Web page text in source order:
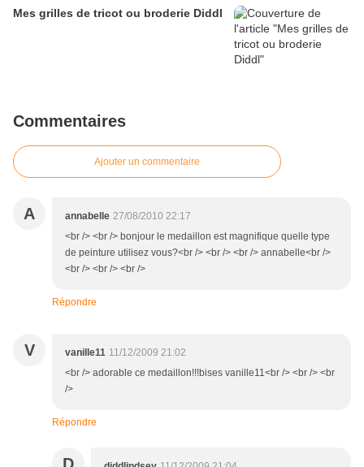
Mes grilles de tricot ou broderie Diddl
Commentaires
Ajouter un commentaire
A annabelle 27/08/2010 22:17
<br /> <br /> bonjour le medaillon est magnifique quelle type
de peinture utilisez vous?<br /> <br /> <br /> annabelle<br />
<br /> <br /> <br />
Répondre
V vanille11 11/12/2009 21:02
<br /> adorable ce medaillon!!!bises vanille11<br /> <br /> <br
/>
Répondre